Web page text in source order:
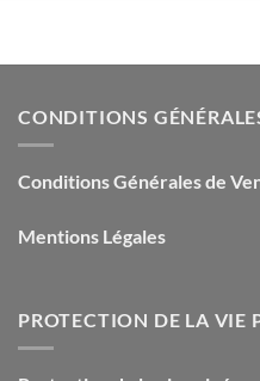
CONDITIONS
Conditions Générales de
Mentions Légales
PROTECTION DE LA VIE